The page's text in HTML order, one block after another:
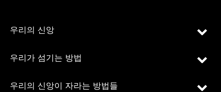
우리의 신앙
우리가 섬기는 방법
우리의 신앙이 자라는 방법들